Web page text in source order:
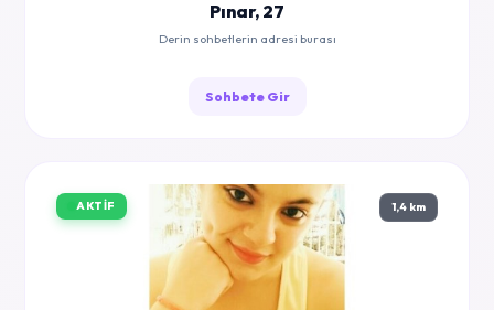
Pınar, 27
Derin sohbetlerin adresi burası
Sohbete Gir
AKTIF 1,4 km